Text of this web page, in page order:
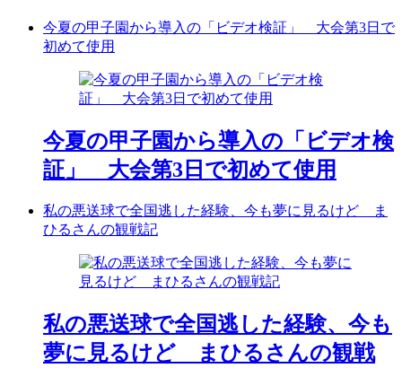
今夏の甲子園から導入の「ビデオ検証」 大会第3日で
初めて使用
今夏の甲子園から導入の「ビデオ検
証」 大会第3日で初めて使用
私の悪送球で全国逃した経験、今も夢に見るけど ま
ひるさんの観戦記
私の悪送球で全国逃した経験、今も
夢に見るけど まひるさんの観戦